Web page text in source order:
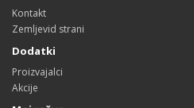
Kontakt
Zemljevid strani
Dodatki
Proizvajalci
Akcije